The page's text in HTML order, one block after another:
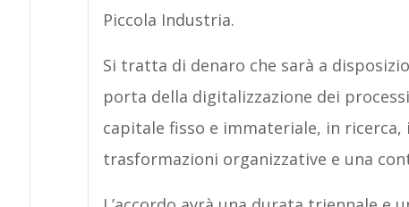
Piccola Industria.
Si tratta di denaro che sarà a
porta della digitalizzazione dei
capitale fisso e immateriale, in
trasformazioni organizzative e una